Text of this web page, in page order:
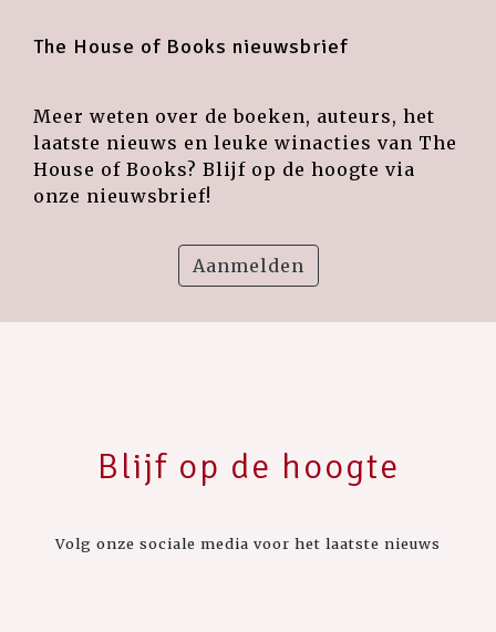
The House of Books nieuwsbrief
Meer weten over de boeken, auteurs, het
laatste nieuws en leuke winacties van The
House of Books? Blijf op de hoogte via
onze nieuwsbrief!
Aanmelden
Blijf op de hoogte
Volg onze sociale media voor het laatste nieuws